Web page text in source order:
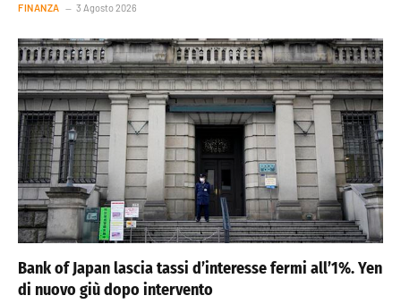
FINANZA 3 Agosto 2026
Bank of Japan lascia tassi d’interesse fermi all’1%. Yen
di nuovo giù dopo intervento